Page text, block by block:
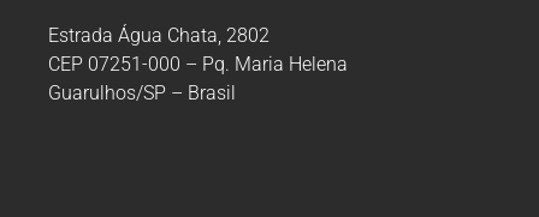
Estrada Água Chata, 2802
CEP 07251-000 – Pq. Maria Helena
Guarulhos/SP – Brasil